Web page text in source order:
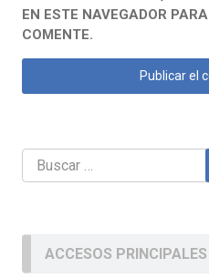
EN ESTE NAVEGADOR
COMENTE.
Buscar:
ACCESOS PRINCIPALES